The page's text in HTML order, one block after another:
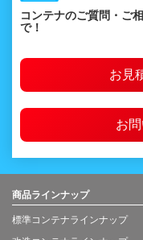
コンテナのご質問・ご
で！
お見
お
商品ラインナップ
標準コンテナラインナップ